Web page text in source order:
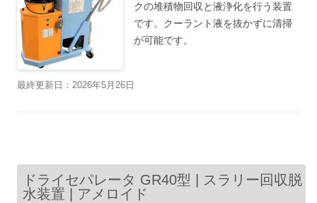
クの堆積物回収と液浄化を行う装置
です。クーラント液を抜かずに清掃
が可能です。
最終更新日：2026年5月26日
ドライセパレータ GR40型 | スラリー回収脱
水装置 | アメロイド